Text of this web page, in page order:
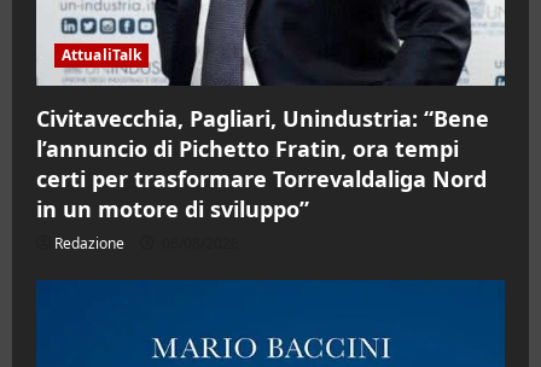
AttualiTalk
Civitavecchia, Pagliari, Unindustria: “Bene
l’annuncio di Pichetto Fratin, ora tempi
certi per trasformare Torrevaldaliga Nord
in un motore di sviluppo”
Redazione